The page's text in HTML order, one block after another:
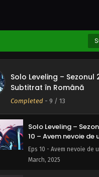
Solo Leveling – Sezonul
Subtitrat în Română
Completed - 9 / 13
Solo Leveling –
Eps 12 - Ești regele
Solo Leveling –
11 – Situația va
intensă
30 March, 2025
Solo Leveling –
10 – Avem nevoie de
Eps 10 - Avem nevoie de
March, 2025